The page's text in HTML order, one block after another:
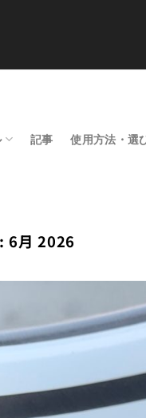
記事 使用方法・選
6月 2026